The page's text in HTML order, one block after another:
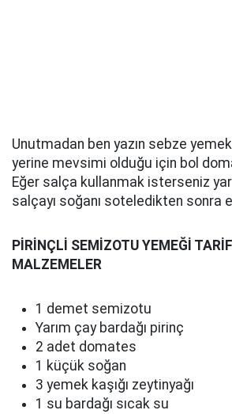
Unutmadan ben yazın sebze
yerine mevsimi olduğu için bol
Eğer salça kullanmak isterseniz
salçayı soğanı soteledikten sonra
PİRİNÇLİ SEMİZOTU YEMEĞİ
MALZEMELER
1 demet semizotu
Yarım çay bardağı pirinç
2 adet domates
1 küçük soğan
3 yemek kaşığı zeytinyağı
1 su bardağı sıcak su